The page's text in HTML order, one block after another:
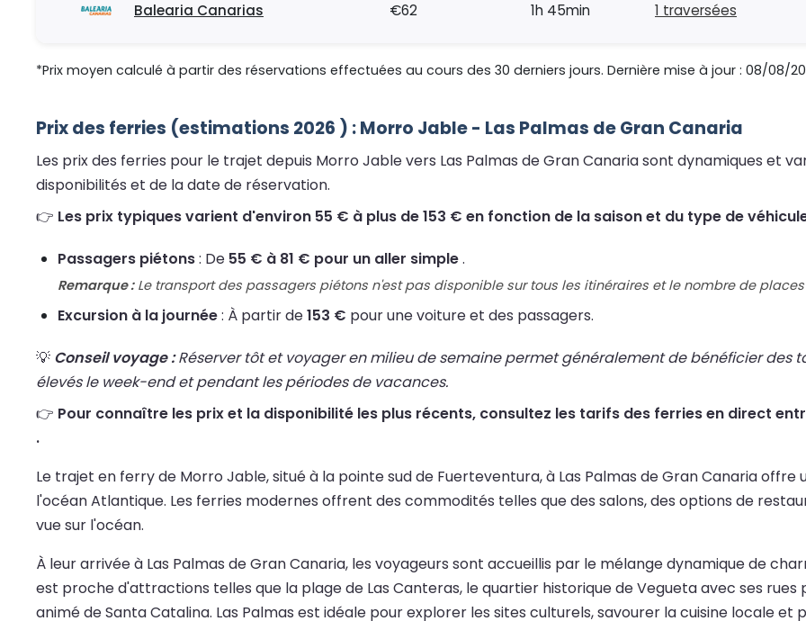
Balearia Canarias €62 1h 45min 1 traversées
*Prix moyen calculé à partir des réservations effectuées au cours des 30 derniers jours. Dernière mise à jour : 08/08/
Prix des ferries (estimations 2026 ) : Morro Jable - Las Palmas de Gran Canaria
Les prix des ferries pour le trajet depuis Morro Jable vers Las Palmas de Gran Canaria sont dynamiques et
disponibilités et de la date de réservation.
👉 Les prix typiques varient d'environ 55 € à plus de 153 € en fonction de la saison et du type de
Passagers piétons: De 55 € à 81 € pour un aller simple.
Remarque :Le transport des passagers piétons n'est pas disponible sur tous les itinéraires et le nombre de
Excursion à la journée: À partir de153 € pour une voiture et des passagers.
💡 Conseil voyage :Réserver tôt et voyager en milieu de semaine permet généralement de bénéficier des
élevés le week-end et pendant les périodes de vacances.
👉 Pour connaître les prix et la disponibilité les plus récents, consultez les tarifs des ferries en direct
.
Le trajet en ferry de Morro Jable, situé à la pointe sud de Fuerteventura, à Las Palmas de Gran Canaria
l'océan Atlantique. Les ferries modernes offrent des commodités telles que des salons, des options de
vue sur l'océan.
À leur arrivée à Las Palmas de Gran Canaria, les voyageurs sont accueillis par le mélange dynamique de
est proche d'attractions telles que la plage de Las Canteras, le quartier historique de Vegueta avec ses
animé de Santa Catalina. Las Palmas est idéale pour explorer les sites culturels, savourer la cuisine locale